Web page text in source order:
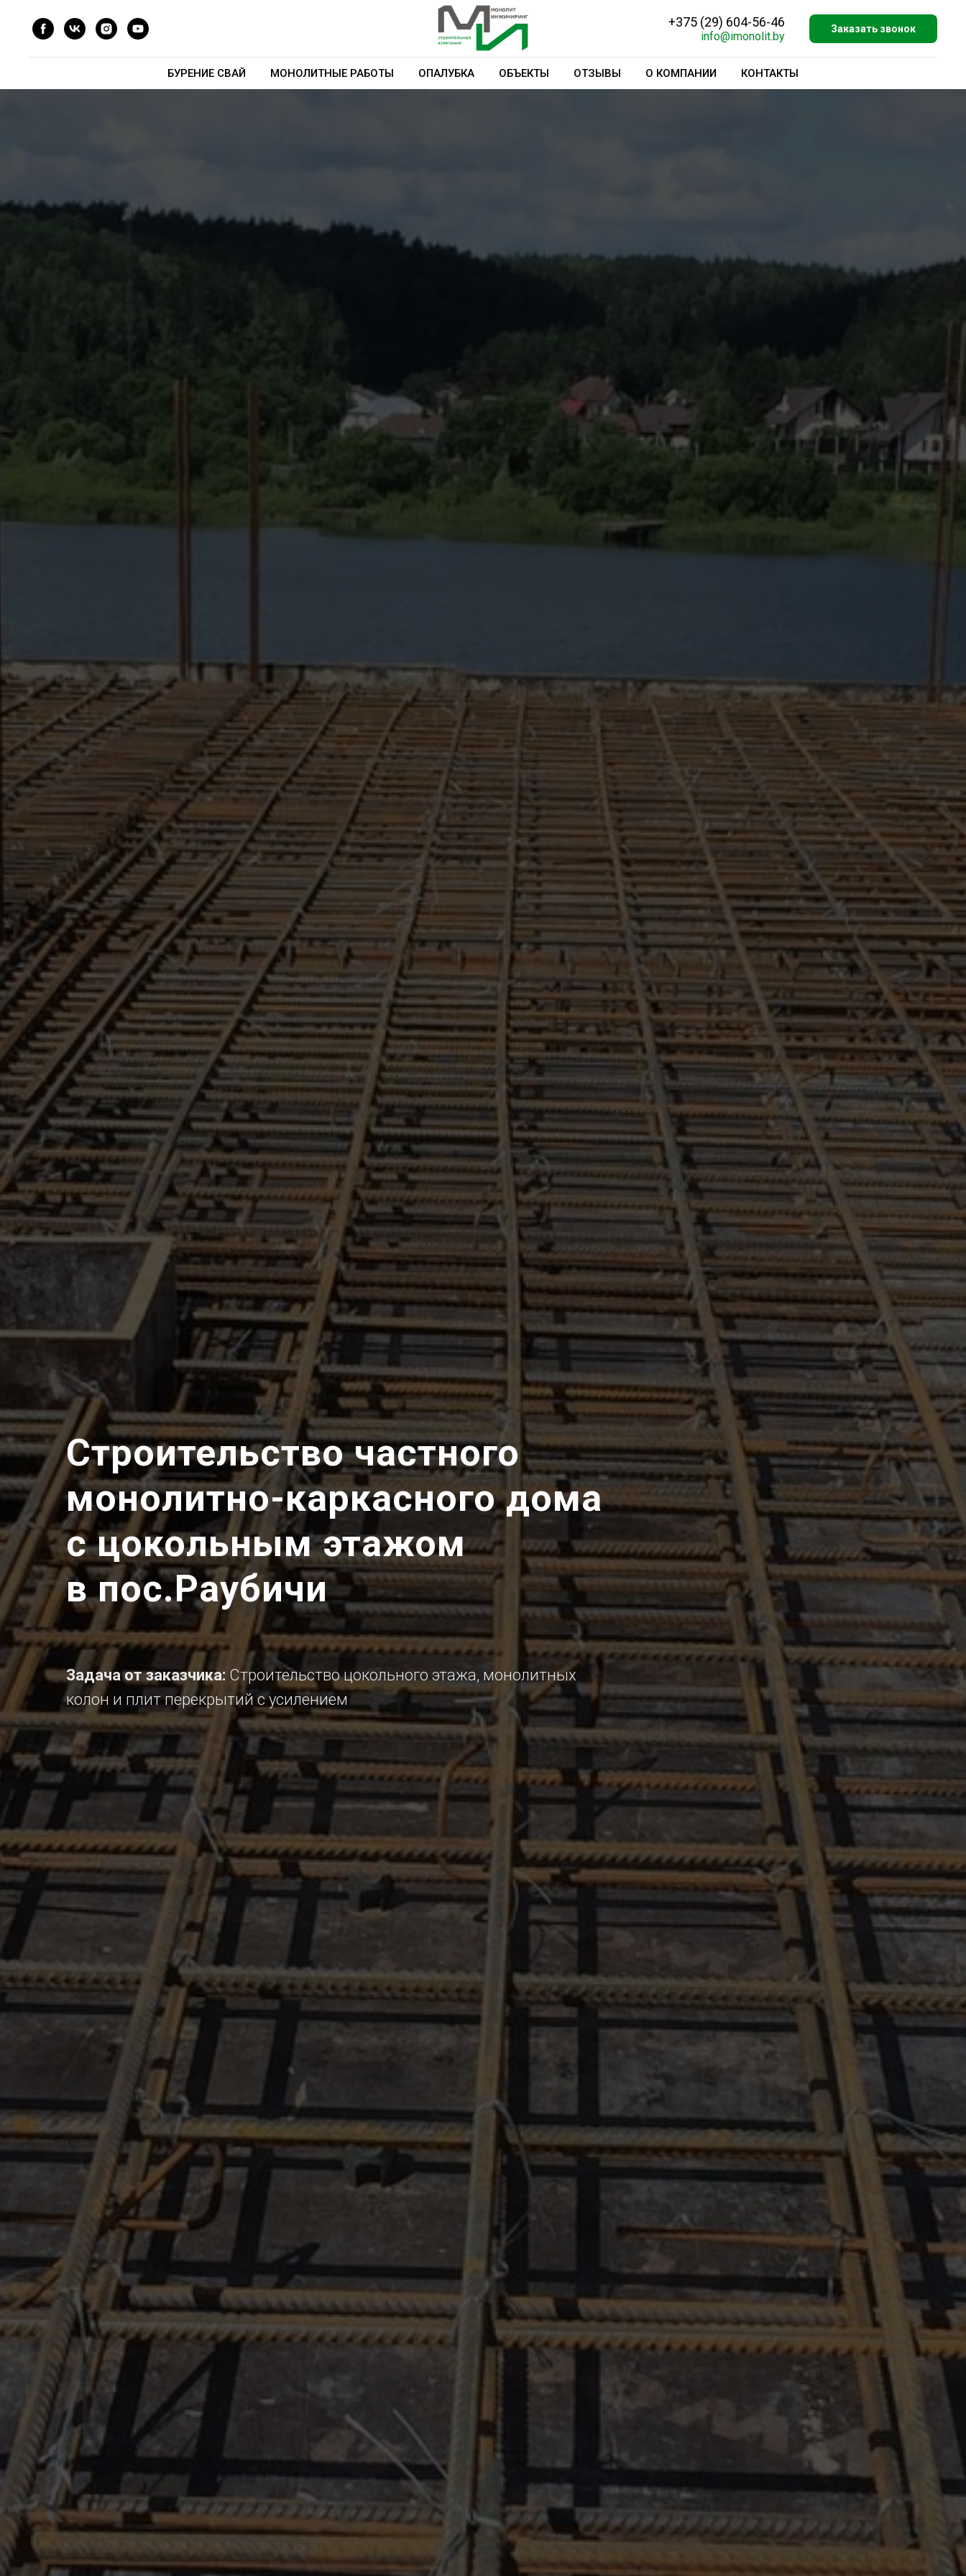
+375 (29) 604-56-46
info@imonolit.by
Заказать звонок
БУРЕНИЕ СВАЙ МОНОЛИТНЫЕ РАБОТЫ ОПАЛУБКА ОБЪЕКТЫ ОТЗЫВЫ О КОМПАНИИ КОНТАКТЫ
Строительство частного
монолитно-каркасного дома
с цокольным этажом
в пос.Раубичи
Задача от заказчика: Строительство цокольного этажа, монолитных
колон и плит перекрытий с усилением